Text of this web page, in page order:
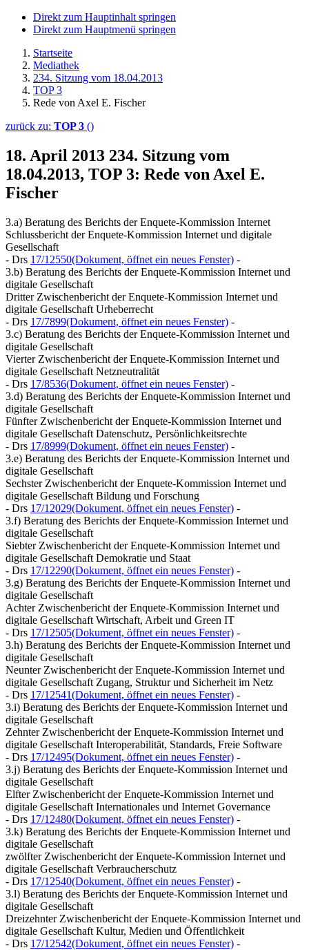
Direkt zum Hauptinhalt springen
Direkt zum Hauptmenü springen
Startseite
Mediathek
234. Sitzung vom 18.04.2013
TOP 3
Rede von Axel E. Fischer
zurück zu: TOP 3 ()
18. April 2013 234. Sitzung vom
18.04.2013, TOP 3: Rede von Axel E.
Fischer
3.a) Beratung des Berichts der Enquete-Kommission Internet
Schlussbericht der Enquete-Kommission Internet und digitale
Gesellschaft
- Drs 17/12550(Dokument, öffnet ein neues Fenster) -
3.b) Beratung des Berichts der Enquete-Kommission Internet und
digitale Gesellschaft
Dritter Zwischenbericht der Enquete-Kommission Internet und
digitale Gesellschaft Urheberrecht
- Drs 17/7899(Dokument, öffnet ein neues Fenster) -
3.c) Beratung des Berichts der Enquete-Kommission Internet und
digitale Gesellschaft
Vierter Zwischenbericht der Enquete-Kommission Internet und
digitale Gesellschaft Netzneutralität
- Drs 17/8536(Dokument, öffnet ein neues Fenster) -
3.d) Beratung des Berichts der Enquete-Kommission Internet und
digitale Gesellschaft
Fünfter Zwischenbericht der Enquete-Kommission Internet und
digitale Gesellschaft Datenschutz, Persönlichkeitsrechte
- Drs 17/8999(Dokument, öffnet ein neues Fenster) -
3.e) Beratung des Berichts der Enquete-Kommission Internet und
digitale Gesellschaft
Sechster Zwischenbericht der Enquete-Kommission Internet und
digitale Gesellschaft Bildung und Forschung
- Drs 17/12029(Dokument, öffnet ein neues Fenster) -
3.f) Beratung des Berichts der Enquete-Kommission Internet und
digitale Gesellschaft
Siebter Zwischenbericht der Enquete-Kommission Internet und
digitale Gesellschaft Demokratie und Staat
- Drs 17/12290(Dokument, öffnet ein neues Fenster) -
3.g) Beratung des Berichts der Enquete-Kommission Internet und
digitale Gesellschaft
Achter Zwischenbericht der Enquete-Kommission Internet und
digitale Gesellschaft Wirtschaft, Arbeit und Green IT
- Drs 17/12505(Dokument, öffnet ein neues Fenster) -
3.h) Beratung des Berichts der Enquete-Kommission Internet und
digitale Gesellschaft
Neunter Zwischenbericht der Enquete-Kommission Internet und
digitale Gesellschaft Zugang, Struktur und Sicherheit im Netz
- Drs 17/12541(Dokument, öffnet ein neues Fenster) -
3.i) Beratung des Berichts der Enquete-Kommission Internet und
digitale Gesellschaft
Zehnter Zwischenbericht der Enquete-Kommission Internet und
digitale Gesellschaft Interoperabilität, Standards, Freie Software
- Drs 17/12495(Dokument, öffnet ein neues Fenster) -
3.j) Beratung des Berichts der Enquete-Kommission Internet und
digitale Gesellschaft
Elfter Zwischenbericht der Enquete-Kommission Internet und
digitale Gesellschaft Internationales und Internet Governance
- Drs 17/12480(Dokument, öffnet ein neues Fenster) -
3.k) Beratung des Berichts der Enquete-Kommission Internet und
digitale Gesellschaft
zwölfter Zwischenbericht der Enquete-Kommission Internet und
digitale Gesellschaft Verbraucherschutz
- Drs 17/12540(Dokument, öffnet ein neues Fenster) -
3.l) Beratung des Berichts der Enquete-Kommission Internet und
digitale Gesellschaft
Dreizehnter Zwischenbericht der Enquete-Kommission Internet und
digitale Gesellschaft Kultur, Medien und Öffentlichkeit
- Drs 17/12542(Dokument, öffnet ein neues Fenster) -